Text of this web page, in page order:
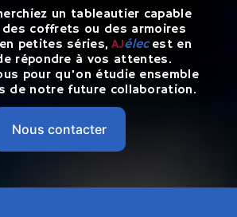
un tableautier capable
coffrets ou des armoires
petites séries, AJélecest en
répondre à vos attentes.
pour qu'on étudie ensemble
de notre future collaboration.
Nous contacter